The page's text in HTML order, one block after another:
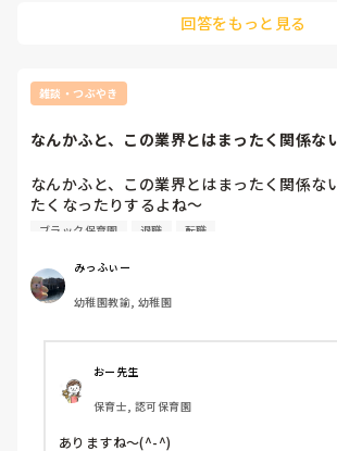
み切れず休職することに。
園長に休職したい旨を伝えるとあんまり受
ず。仕方ないので月曜出勤し診断書も提出
す。
もし休職できないなら退職勧められてるの
子どもとの関わりも大事ですが、自分の体調
お身体キツいとは思いますが、頑張りすぎず
しょう💪
回答をもっと見る
雑談・つぶやき
なんかふと、この業界とはまったく関係な
なんかふと、この業界とはまったく関係な
たくなったりするよね〜
けて、綺麗な格好で出勤して、休日には仕
考えなくてよくてみたいな！
ブラック保育園 退職 転職
みっふぃー
幼稚園教諭, 幼稚園
おー先生
保育士, 認可保育園
ありますね～(^-^)